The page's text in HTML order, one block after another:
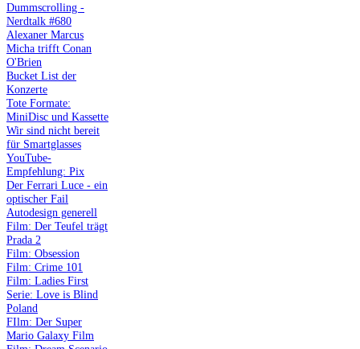
Dummscrolling -
Nerdtalk #680
Alexaner Marcus
Micha trifft Conan
O'Brien
Bucket List der
Konzerte
Tote Formate:
MiniDisc und Kassette
Wir sind nicht bereit
für Smartglasses
YouTube-
Empfehlung: Pix
Der Ferrari Luce - ein
optischer Fail
Autodesign generell
Film: Der Teufel trägt
Prada 2
Film: Obsession
Film: Crime 101
Film: Ladies First
Serie: Love is Blind
Poland
FIlm: Der Super
Mario Galaxy Film